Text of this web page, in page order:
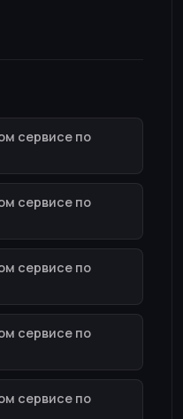
сервисе по
сервисе по
сервисе по
сервисе по
сервисе по